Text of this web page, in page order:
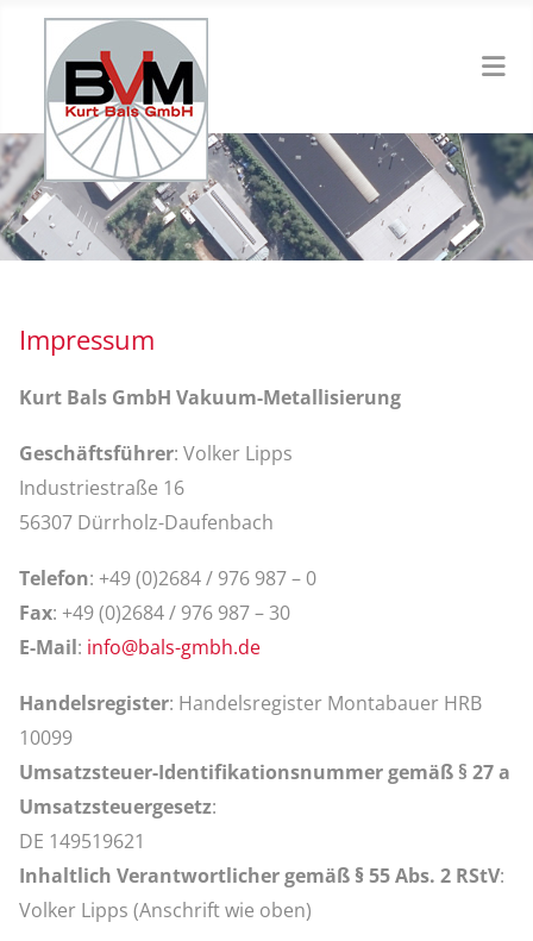
Impressum
Kurt Bals GmbH Vakuum-Metallisierung
Geschäftsführer: Volker Lipps
Industriestraße 16
56307 Dürrholz-Daufenbach
Telefon: +49 (0)2684 / 976 987 – 0
Fax: +49 (0)2684 / 976 987 – 30
E-Mail: info@bals-gmbh.de
Handelsregister: Handelsregister Montabauer HRB
10099
Umsatzsteuer-Identifikationsnummer gemäß § 27 a
Umsatzsteuergesetz:
DE 149519621
Inhaltlich Verantwortlicher gemäß §55 Abs. 2 RStV:
Volker Lipps (Anschrift wie oben)